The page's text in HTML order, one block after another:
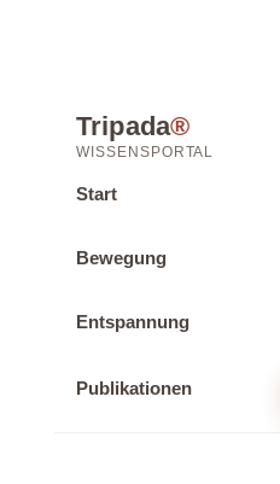
Tripada®
WISSENSPORTAL
Start
Bewegung
Entspannung
Publikationen